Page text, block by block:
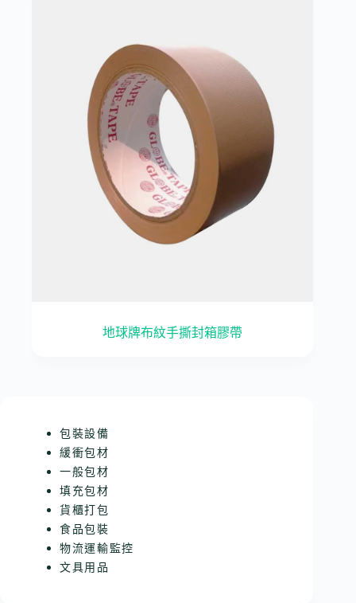
地球牌布紋手撕封箱膠帶
包裝設備
緩衝包材
一般包材
填充包材
貨櫃打包
食品包裝
物流運輸監控
文具用品